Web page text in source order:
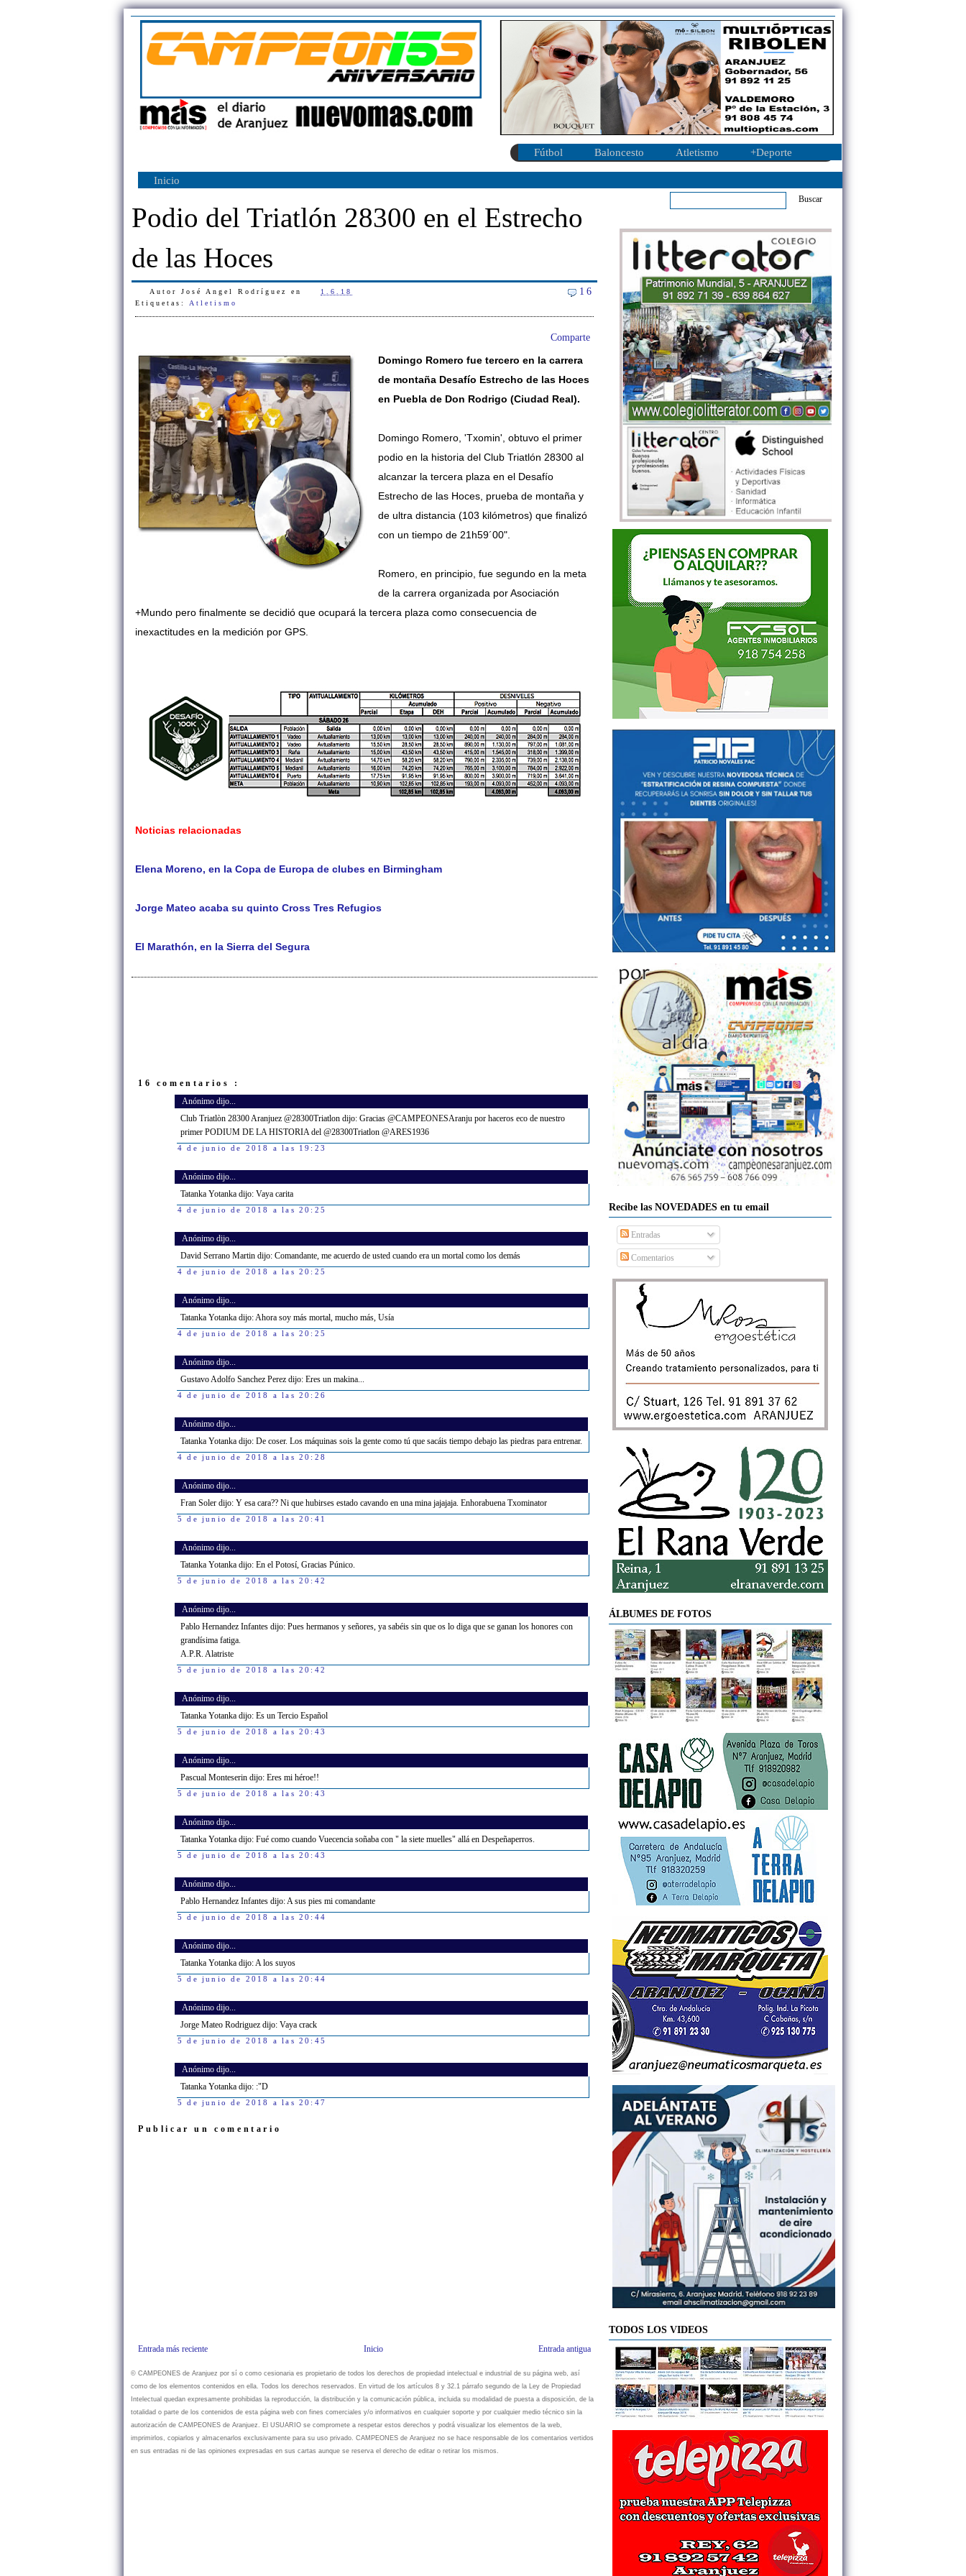
Fútbol Baloncesto Atletismo +Deporte
Inicio
Podio del Triatlón 28300 en el Estrecho
de las Hoces
Autor José Angel Rodríguez en 1.6.18 16
Etiquetas: Atletismo
Comparte
Domingo Romero fue tercero en la carrera
de montaña Desafío Estrecho de las Hoces
en Puebla de Don Rodrigo (Ciudad Real).
Domingo Romero, 'Txomin', obtuvo el primer
podio en la historia del Club Triatlón 28300 al
alcanzar la tercera plaza en el Desafío
Estrecho de las Hoces, prueba de montaña y
de ultra distancia (103 kilómetros) que finalizó
con un tiempo de 21h59´00".
Romero, en principio, fue segundo en la meta
de la carrera organizada por Asociación
+Mundo pero finalmente se decidió que ocupará la tercera plaza como consecuencia de
inexactitudes en la medición por GPS.
Noticias relacionadas
Elena Moreno, en la Copa de Europa de clubes en Birmingham
Jorge Mateo acaba su quinto Cross Tres Refugios
El Marathón, en la Sierra del Segura
16 comentarios :
Anónimo dijo...
Club Triatlòn 28300 Aranjuez @28300Triatlon dijo: Gracias @CAMPEONESAranju por haceros eco de nuestro
primer PODIUM DE LA HISTORIA del @28300Triatlon @ARES1936
4 de junio de 2018 a las 19:23
Anónimo dijo...
Tatanka Yotanka dijo: Vaya carita
4 de junio de 2018 a las 20:25
Anónimo dijo...
David Serrano Martin dijo: Comandante, me acuerdo de usted cuando era un mortal como los demás
4 de junio de 2018 a las 20:25
Anónimo dijo...
Tatanka Yotanka dijo: Ahora soy más mortal, mucho más, Usía
4 de junio de 2018 a las 20:25
Anónimo dijo...
Gustavo Adolfo Sanchez Perez dijo: Eres un makina...
4 de junio de 2018 a las 20:26
Anónimo dijo...
Tatanka Yotanka dijo: De coser. Los máquinas sois la gente como tú que sacáis tiempo debajo las piedras para entrenar.
4 de junio de 2018 a las 20:28
Anónimo dijo...
Fran Soler dijo: Y esa cara?? Ni que hubirses estado cavando en una mina jajajaja. Enhorabuena Txominator
5 de junio de 2018 a las 20:41
Anónimo dijo...
Tatanka Yotanka dijo: En el Potosí, Gracias Púnico.
5 de junio de 2018 a las 20:42
Anónimo dijo...
Pablo Hernandez Infantes dijo: Pues hermanos y señores, ya sabéis sin que os lo diga que se ganan los honores con
grandísima fatiga.
A.P.R. Alatriste
5 de junio de 2018 a las 20:42
Anónimo dijo...
Tatanka Yotanka dijo: Es un Tercio Español
5 de junio de 2018 a las 20:43
Anónimo dijo...
Pascual Monteserin dijo: Eres mi héroe!!
5 de junio de 2018 a las 20:43
Anónimo dijo...
Tatanka Yotanka dijo: Fué como cuando Vuecencia soñaba con " la siete muelles" allá en Despeñaperros.
5 de junio de 2018 a las 20:43
Anónimo dijo...
Pablo Hernandez Infantes dijo: A sus pies mi comandante
5 de junio de 2018 a las 20:44
Anónimo dijo...
Tatanka Yotanka dijo: A los suyos
5 de junio de 2018 a las 20:44
Anónimo dijo...
Jorge Mateo Rodriguez dijo: Vaya crack
5 de junio de 2018 a las 20:45
Anónimo dijo...
Tatanka Yotanka dijo: :"D
5 de junio de 2018 a las 20:47
Publicar un comentario
Entrada más reciente Entrada antigua
Inicio
© CAMPEONES de Aranjuez por sí o como cesionaria es propietario de todos los derechos de propiedad intelectual e industrial de su página web, así
como de los elementos contenidos en ella. Todos los derechos reservados. En virtud de los artículos 8 y 32.1 párrafo segundo de la Ley de Propiedad
Intelectual quedan expresamente prohibidas la reproducción, la distribución y la comunicación pública, incluida su modalidad de puesta a disposición, de la
totalidad o parte de los contenidos de esta página web con fines comerciales y/o informativos en cualquier soporte y por cualquier medio técnico sin la
autorización de CAMPEONES de Aranjuez. El USUARIO se compromete a respetar estos derechos y podrá visualizar los elementos de la web,
imprimirlos, copiarlos y almacenarlos exclusivamente para su uso privado. CAMPEONES de Aranjuez no se hace responsable de los comentarios vertidos
en sus entradas ni de las opiniones expresadas en sus cartas aunque se reserva el derecho de editar o retirar los mismos.
Recibe las NOVEDADES en tu email
Entradas
Comentarios
ÁLBUMES DE FOTOS
TODOS LOS VIDEOS